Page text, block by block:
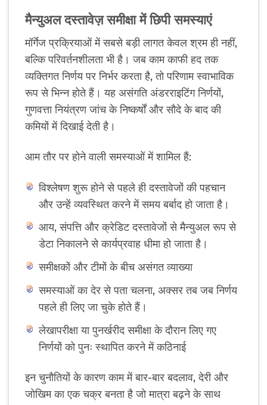
मैन्युअल दस्तावेज़ समीक्षा में छिपी समस्याएं
मॉर्गेज प्रक्रियाओं में सबसे बड़ी लागत केवल श्रम ही नहीं,
बल्कि परिवर्तनशीलता भी है। जब काम काफी हद तक
व्यक्तिगत निर्णय पर निर्भर करता है, तो परिणाम स्वाभाविक
रूप से भिन्न होते हैं। यह असंगति अंडरराइटिंग निर्णयों,
गुणवत्ता नियंत्रण जांच के निष्कर्षों और सौदे के बाद की
कमियों में दिखाई देती है।
आम तौर पर होने वाली समस्याओं में शामिल हैं:
विश्लेषण शुरू होने से पहले ही दस्तावेजों की पहचान
और उन्हें व्यवस्थित करने में समय बर्बाद हो जाता है।
आय, संपत्ति और क्रेडिट दस्तावेजों से मैन्युअल रूप से
डेटा निकालने से कार्यप्रवाह धीमा हो जाता है।
समीक्षकों और टीमों के बीच असंगत व्याख्या
समस्याओं का देर से पता चलना, अक्सर तब जब निर्णय
पहले ही लिए जा चुके होते हैं।
लेखापरीक्षा या पुनर्खरीद समीक्षा के दौरान लिए गए
निर्णयों को पुनः स्थापित करने में कठिनाई
इन चुनौतियों के कारण काम में बार-बार बदलाव, देरी और
जोखिम का एक चक्र बनता है जो मात्रा बढ़ने के साथ